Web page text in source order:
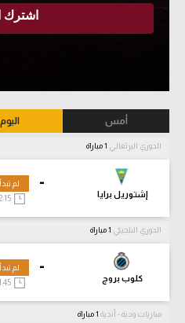
أمس اليوم
الدوري البرتغالي
-
إشتوريل برايا
لم تبدأ
22:15
الدوري البلجيكي
-
كلوب بروج
لم تبدأ
21:45
مباريات ودية - أندية